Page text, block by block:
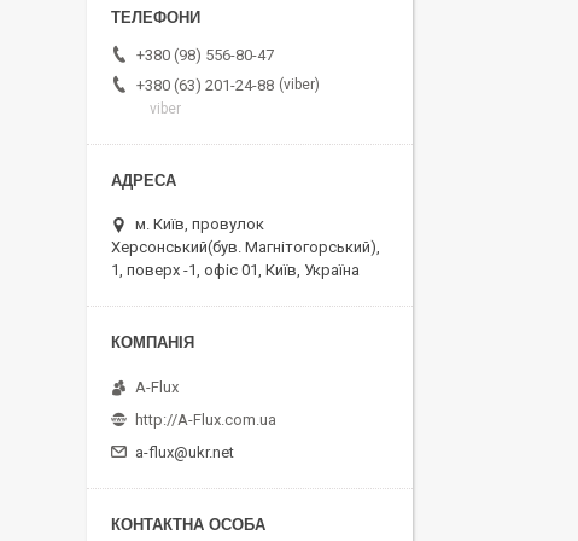
+380 (98) 556-80-47
+380 (63) 201-24-88 viber
viber
м. Київ, провулок
Херсонський(був. Магнітогорський),
1, поверх -1, офіс 01, Київ, Україна
A-Flux
http://A-Flux.com.ua
a-flux@ukr.net